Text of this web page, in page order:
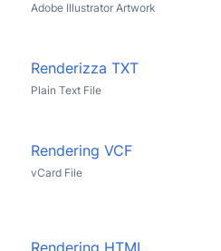
Adobe Illustrator Artwork
Renderizza TXT
Plain Text File
Rendering VCF
vCard File